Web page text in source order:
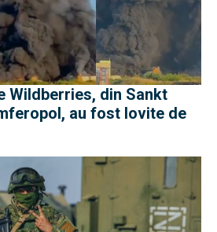
Wildberries, din Sankt
au fost lovite de